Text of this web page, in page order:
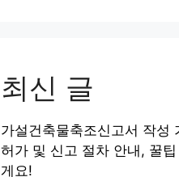
최신 글
가설건축물축조신고서 작성
허가 및 신고 절차 안내, 꿀
게요!